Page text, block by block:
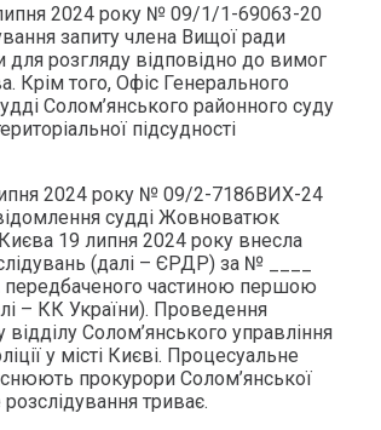
2024 року № 09/1/1-69063-20
запиту члена Вищої ради
для розгляду відповідно до вимог
Крім того, Офіс Генерального
Солом’янського районного суду
підсудності
2024 року № 09/2-7186ВИХ-24
судді Жовноватюк
19 липня 2024 року внесла
(далі – ЄРДР) за № ____
передбаченого частиною першою
– КК України). Проведення
Солом’янського управління
у місті Києві. Процесуальне
прокурори Солом’янської
триває.